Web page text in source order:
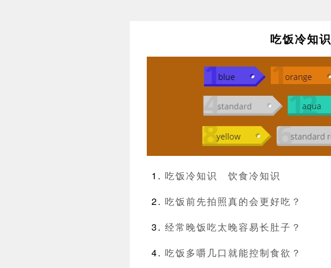
吃饭冷知识
吃饭冷知识
饮食冷知识
吃饭前先拍照真的会更好吃？
经常晚饭吃太晚容易长肚子？
吃饭多嚼几口就能控制食欲？